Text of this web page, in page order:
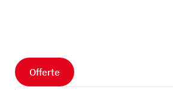
Offerte